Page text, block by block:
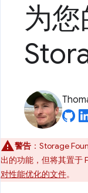
为
警告 ：Storage
出的功能，但将其置于
对性能优化的文件。